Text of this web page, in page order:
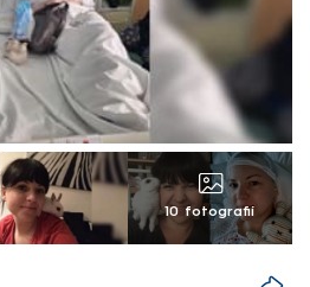
10 fotografií